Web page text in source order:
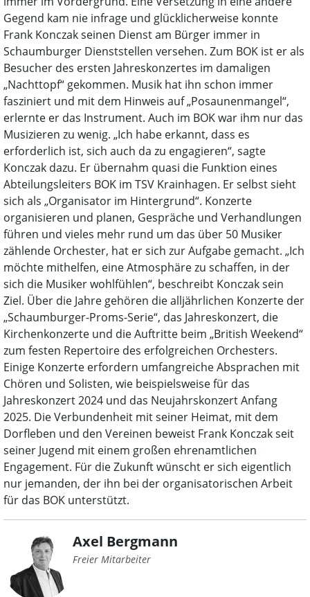
Gegend kam nie infrage und glücklicherweise konnte
Frank Konczak seinen Dienst am Bürger immer in
Schaumburger Dienststellen versehen. Zum BOK ist er als
Besucher des ersten Jahreskonzertes im damaligen
„Nachttopf“ gekommen. Musik hat ihn schon immer
fasziniert und mit dem Hinweis auf „Posaunenmangel“,
erlernte er das Instrument. Auch im BOK war ihm nur das
Musizieren zu wenig. „Ich habe erkannt, dass es
erforderlich ist, sich auch da zu engagieren“, sagte
Konczak dazu. Er übernahm quasi die Funktion eines
Abteilungsleiters BOK im TSV Krainhagen. Er selbst sieht
sich als „Organisator im Hintergrund“. Konzerte
organisieren und planen, Gespräche und Verhandlungen
führen und vieles mehr rund um das über 50 Musiker
zählende Orchester, hat er sich zur Aufgabe gemacht. „Ich
möchte mithelfen, eine Atmosphäre zu schaffen, in der
sich die Musiker wohlfühlen“, beschreibt Konczak sein
Ziel. Über die Jahre gehören die alljährlichen Konzerte der
„Schaumburger-Proms-Serie“, das Jahreskonzert, die
Kirchenkonzerte und die Auftritte beim „British Weekend“
zum festen Repertoire des erfolgreichen Orchesters.
Einige Konzerte erfordern umfangreiche Absprachen mit
Chören und Solisten, wie beispielsweise für das
Jahreskonzert 2024 und das Neujahrskonzert Anfang
2025. Die Verbundenheit mit seiner Heimat, mit dem
Dorfleben und den Vereinen beweist Frank Konczak seit
seiner Jugend mit einem großen ehrenamtlichen
Engagement. Für die Zukunft wünscht er sich eigentlich
nur jemanden, der ihn bei der organisatorischen Arbeit
für das BOK unterstützt.
Axel Bergmann
Freier Mitarbeiter